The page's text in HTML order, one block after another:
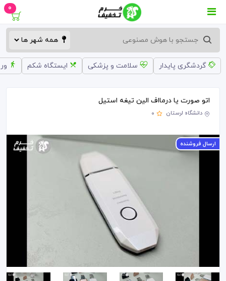
0
گردشگری پایدار سلامت و پزشکی ایستگاه شکم
اتو صورت یا درمااف الین تیغه استیل
دانشگاه لرستان 0
ارسال فروشنده